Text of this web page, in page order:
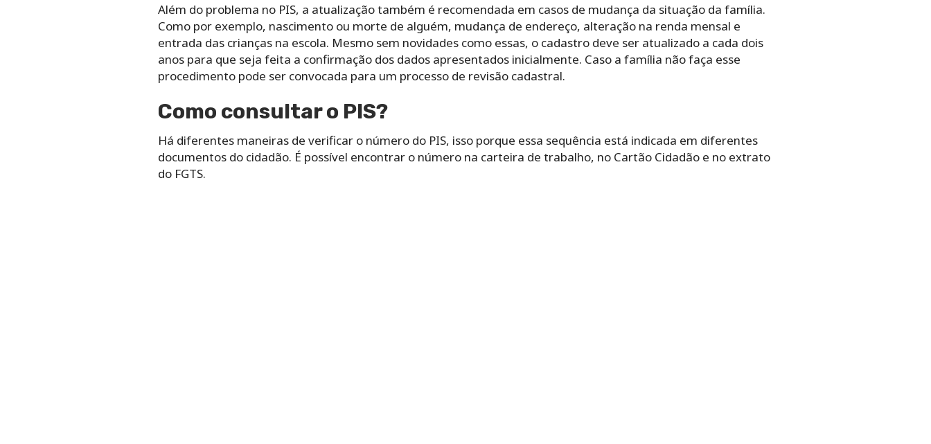
Além do problema no PIS, a atualização também é recomendada em casos de mudança da situação da família.
Como por exemplo, nascimento ou morte de alguém, mudança de endereço, alteração na renda mensal e
entrada das crianças na escola. Mesmo sem novidades como essas, o cadastro deve ser atualizado a cada dois
anos para que seja feita a confirmação dos dados apresentados inicialmente. Caso a família não faça esse
procedimento pode ser convocada para um processo de revisão cadastral.
Como consultar o PIS?
Há diferentes maneiras de verificar o número do PIS, isso porque essa sequência está indicada em diferentes
documentos do cidadão. É possível encontrar o número na carteira de trabalho, no Cartão Cidadão e no extrato
do FGTS.